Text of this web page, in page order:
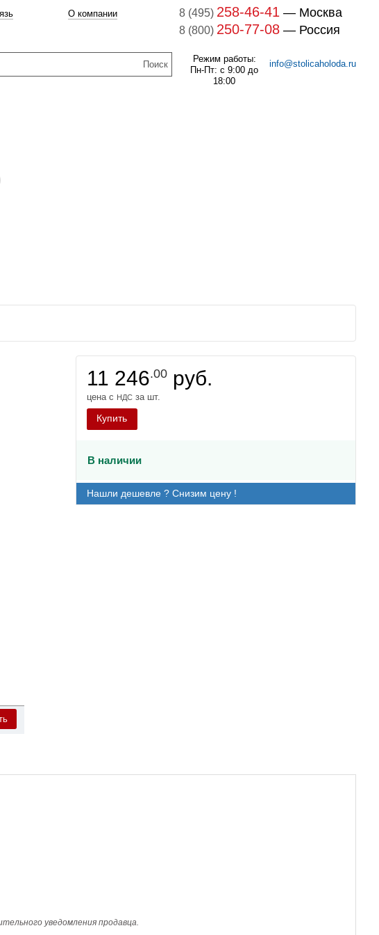
О компании 8 (495) 258-46-41 — Москва
8 (800) 250-77-08 — Россия
Режим работы:
Пн-Пт: с 9:00 до
18:00
info@stolicaholoda.ru
11 246.00 руб.
цена с НДС за шт.
Купить
В наличии
Нашли дешевле ? Снизим цену !
уведомления продавца.